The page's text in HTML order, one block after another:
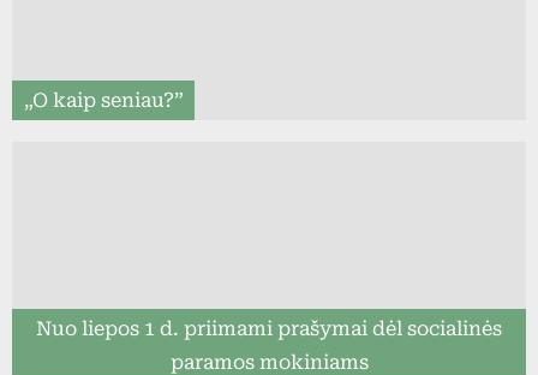
„O kaip seniau?”
Nuo liepos 1 d. priimami prašymai dėl socialinės
paramos mokiniams